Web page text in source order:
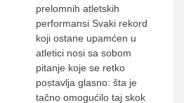
prelomnih atletskih
performansi Svaki rekord
koji ostane upamćen u
atletici nosi sa sobom
pitanje koje se retko
postavlja glasno: šta je
tačno omogućilo taj skok